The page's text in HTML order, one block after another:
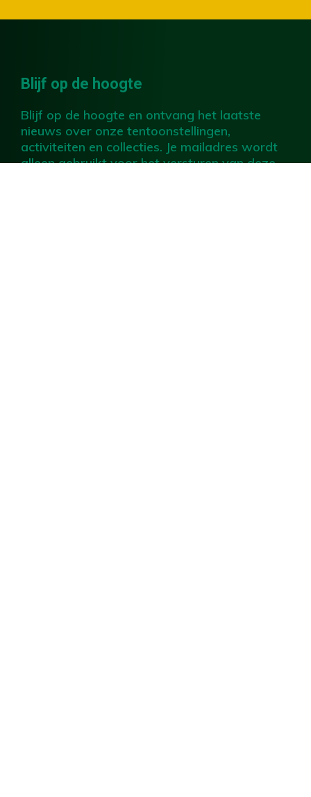
Blijf op de hoogte
Blijf op de hoogte en ontvang het laatste
nieuws over onze tentoonstellingen,
activiteiten en collecties. Je mailadres wordt
alleen gebruikt voor het versturen van deze